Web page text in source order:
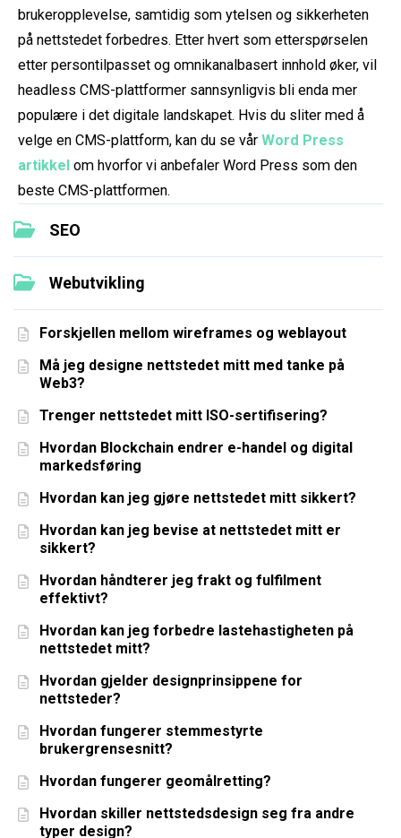
SEO
Webutvikling
Forskjellen mellom wireframes og weblayout
Må jeg designe nettstedet mitt med tanke på
Web3?
Trenger nettstedet mitt ISO-sertifisering?
Hvordan Blockchain endrer e-handel og digital
markedsføring
Hvordan kan jeg gjøre nettstedet mitt sikkert?
Hvordan kan jeg bevise at nettstedet mitt er
sikkert?
Hvordan håndterer jeg frakt og fulfilment
effektivt?
Hvordan kan jeg forbedre lastehastigheten på
nettstedet mitt?
Hvordan gjelder designprinsippene for
nettsteder?
Hvordan fungerer stemmestyrte
brukergrensesnitt?
Hvordan fungerer geomålretting?
Hvordan skiller nettstedsdesign seg fra andre
typer design?
brukeropplevelse, samtidig som ytelsen og sikkerheten
på nettstedet forbedres. Etter hvert som etterspørselen
etter persontilpasset og omnikanalbasert innhold øker, vil
headless CMS-plattformer sannsynligvis bli enda mer
populære i det digitale landskapet. Hvis du sliter med å
velge en CMS-plattform, kan du se vår Word Press
artikkel om hvorfor vi anbefaler Word Press som den
beste CMS-plattformen.